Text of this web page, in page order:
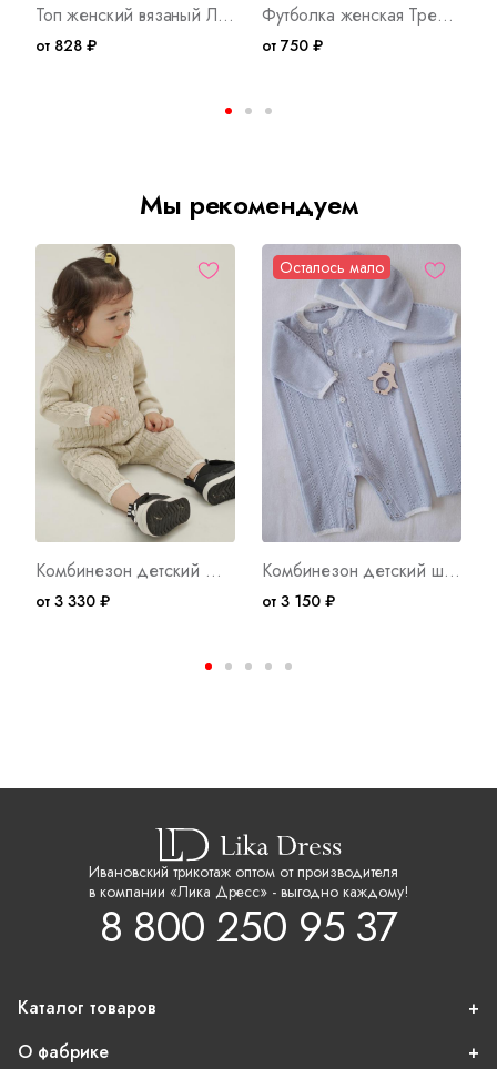
Топ женский вязаный Лето Ч Арт. 10751
от 828 ₽
Футболка женская Трейси Д/Р Г Арт. 10753
от 750 ₽
Мы рекомендуем
Комбинезон детский №12 А Арт. 7907
от 3 330 ₽
Осталось мало
Комбинезон детский шерстяной №16 Арт. 8028
от 3 150 ₽
Ивановский трикотаж оптом от производителя
в компании «Лика Дресс» - выгодно каждому!
8 800 250 95 37
Каталог товаров
О фабрике